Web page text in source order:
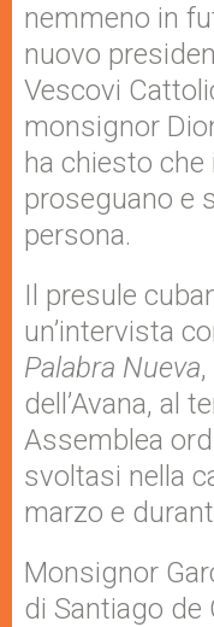
nemmeno in
nuovo
Vescovi
monsignor
ha chiesto
proseguano e
persona.
Il presule
un’intervista
Palabra Nueva
dell’Avana, al
Assemblea
svoltasi nella
marzo e
Monsignor
di Santiago de